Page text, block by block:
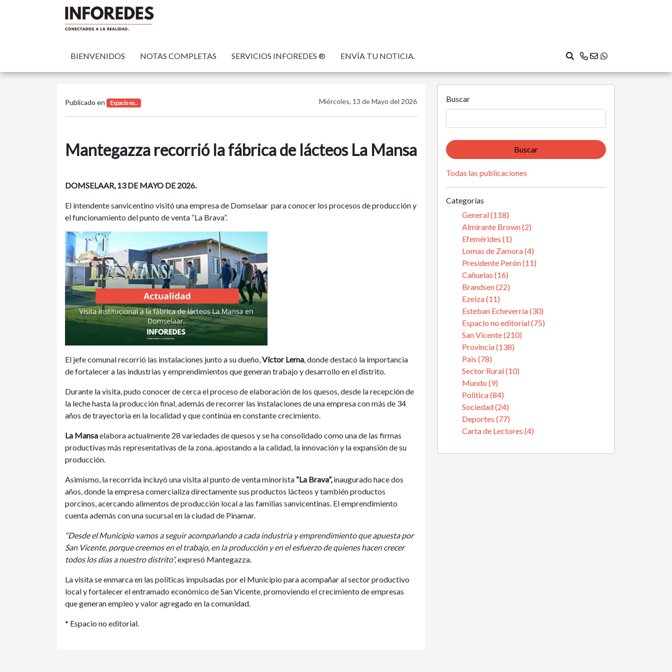
BIENVENIDOS NOTAS COMPLETAS SERVICIOS INFOREDES ® ENVÍA TU NOTICIA.
Publicado en Espacio no... Miércoles, 13 de Mayo del 2026
Mantegazza recorrió la fábrica de lácteos La Mansa
DOMSELAAR, 13 DE MAYO DE 2026.
El intendente sanvicentino visitó una empresa de Domselaar para conocer los procesos de producción y
el funcionamiento del punto de venta “La Brava”.
El jefe comunal recorrió las instalaciones junto a su dueño,Víctor Lema, donde destacó la importancia
de fortalecer a las industrias y emprendimientos que generan trabajo y desarrollo en el distrito.
Durante la visita, pudo conocer de cerca el proceso de elaboración de los quesos, desde la recepción de
la leche hasta la producción final, además de recorrer las instalaciones de una empresa con más de 34
años de trayectoria en la localidad y que continúa en constante crecimiento.
La Mansaelabora actualmente 28 variedades de quesos y se ha consolidado como una de las firmas
productivas más representativas de la zona, apostando a la calidad, la innovación y la expansión de su
producción.
Asimismo, la recorrida incluyó una visita al punto de venta minorista “La Brava”,inaugurado hace dos
años, donde la empresa comercializa directamente sus productos lácteos y también productos
porcinos, acercando alimentos de producción local a las familias sanvicentinas. El emprendimiento
cuenta además con una sucursal en la ciudad de Pinamar.
“Desde el Municipio vamos a seguir acompañando a cada industria y emprendimiento que apuesta por
San Vicente, porque creemos en el trabajo, en la producción y en el esfuerzo de quienes hacen crecer
todos los días a nuestro distrito”,expresó Mantegazza.
La visita se enmarca en las políticas impulsadas por el Municipio para acompañar al sector productivo
local y fortalecer el entramado económico de San Vicente, promoviendo el crecimiento de empresas
que generan empleo y valor agregado en la comunidad.
* Espacio no editorial.
Buscar
Buscar
Todas las publicaciones
Categorías
General (118)
Almirante Brown (2)
Efemérides (1)
Lomas de Zamora (4)
Presidente Perón (11)
Cañuelas (16)
Brandsen (22)
Ezeiza (11)
Esteban Echeverria (30)
Espacio no editorial (75)
San Vicente (210)
Provincia (138)
Pais (78)
Sector Rural (10)
Mundo (9)
Politica (84)
Sociedad (24)
Deportes (77)
Carta de Lectores (4)